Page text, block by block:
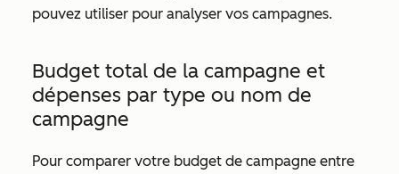
pouvez utiliser pour analyser vos campagnes.
Budget total de la campagne et
dépenses par type ou nom de
campagne
Pour comparer votre budget de campagne entre